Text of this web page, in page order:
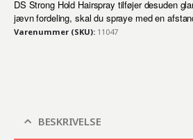
DS Strong Hold Hairspray tilføjer desuden
jævn fordeling, skal du spraye med en
Varenummer (SKU): 11047
BESKRIVELSE